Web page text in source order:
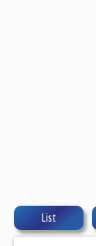
List